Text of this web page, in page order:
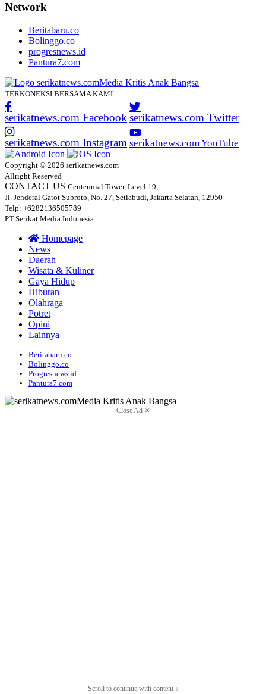
Network
Beritabaru.co
Bolinggo.co
progresnews.id
Pantura7.com
TERKONEKSI BERSAMA KAMI
serikatnews.com Facebook serikatnews.com Twitter
serikatnews.com Instagram serikatnews.com YouTube
Copyright © 2026 serikatnews.com
Allright Reserved
CONTACT US Centennial Tower, Level 19,
Jl. Jenderal Gatot Subroto, No. 27, Setiabudi, Jakarta Selatan, 12950
Telp: +6282136505789
PT Serikat Media Indonesia
Homepage
News
Daerah
Wisata & Kuliner
Gaya Hidup
Hiburan
Olahraga
Potret
Opini
Lainnya
Beritabaru.co
Bolinggo.co
Progresnews.id
Pantura7.com
Close Ad ✕
Scroll to continue with content ↓